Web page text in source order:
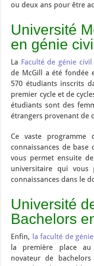
ou deux ans pour être
Université
en génie
La Faculté de génie
de McGill a été fondée
570 étudiants inscrits
premier cycle et de
étudiants sont des
étrangers provenant de
Ce vaste programme
connaissances de base
vous permet ensuite
universitaire qui vous
connaissances dans le
Université
Bachelors
Enfin, la faculté de
la première place au
novateur de